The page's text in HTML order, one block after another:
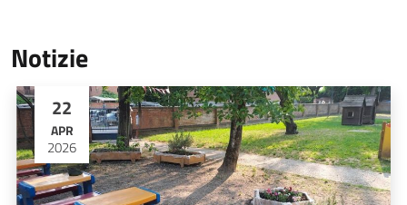
Notizie
22
APR
2026